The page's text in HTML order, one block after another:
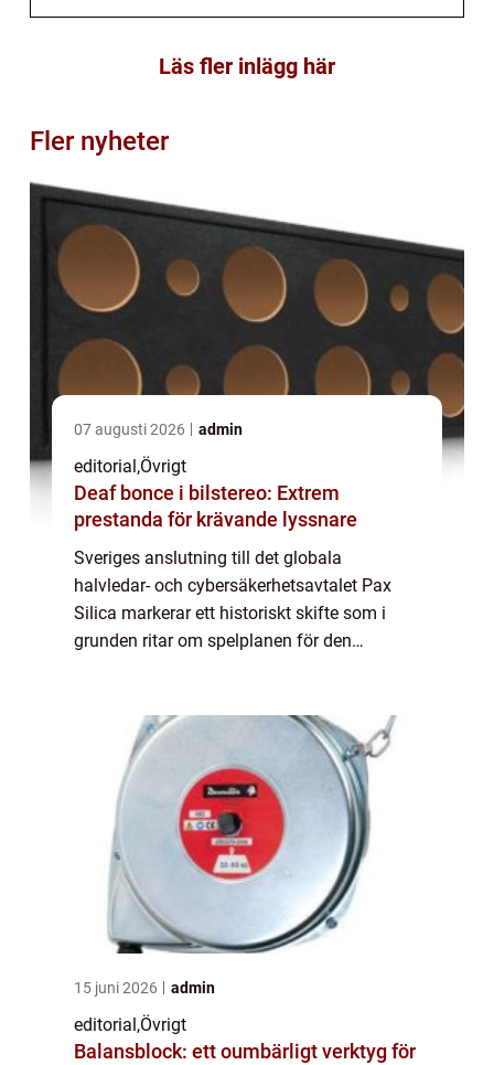
Läs fler inlägg här
Fler nyheter
07 augusti 2026 admin
editorial ,Övrigt
Deaf bonce i bilstereo: Extrem
prestanda för krävande lyssnare
Sveriges anslutning till det globala
halvledar- och cybersäkerhetsavtalet Pax
Silica markerar ett historiskt skifte som i
grunden ritar om spelplanen för den
15 juni 2026 admin
editorial ,Övrigt
Balansblock: ett oumbärligt verktyg för